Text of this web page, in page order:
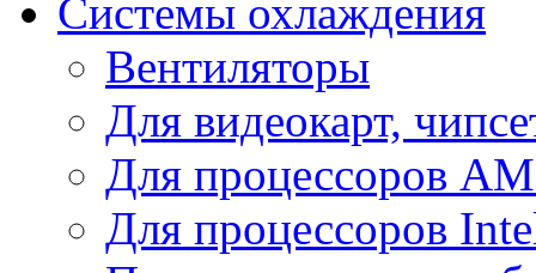
Системы охлаждения
Вентиляторы
Для видеокарт,
Для процессоров
Для процессоров